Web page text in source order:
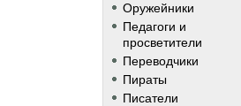
Оружейники
Педагоги и
просветители
Переводчики
Пираты
Писатели